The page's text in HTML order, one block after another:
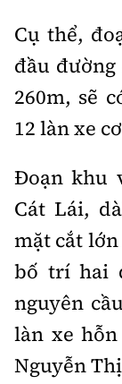
Cụ thể,
đầu
260m, sẽ
12 làn xe
Đoạn khu
Cát Lái,
mặt cắt
bố trí hai
nguyên
làn xe
Nguyễn